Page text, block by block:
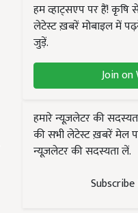
हम व्हाट्सएप पर हैं!
लेटेस्ट ख़बरें मोबाइल में
जुड़ें.
Join on
हमारे न्यूज़लेटर की
की सभी लेटेस्ट ख़बरें मेल
न्यूज़लेटर की सदस्यता लें.